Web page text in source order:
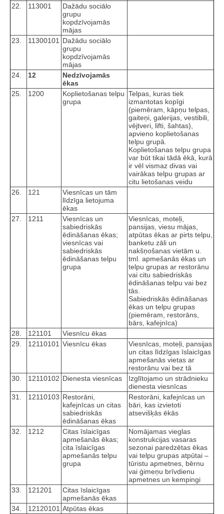
22.
113001
Dažādu sociālo
grupu
kopdzīvojamās
mājas
23.
11300101
Dažādu sociālo
grupu
kopdzīvojamās
mājas
24.
12
Nedzīvojamās
ēkas
25.
1200
Koplietošanas telpu
grupa
Telpas, kuras tiek
izmantotas kopīgi
(piemēram, kāpņu telpas,
gaiteņi, galerijas, vestibili,
vējtveri, lifti, šahtas),
apvieno koplietošanas
telpu grupā.
Koplietošanas telpu grupa
var būt tikai tādā ēkā, kurā
ir vēl vismaz divas vai
vairākas telpu grupas ar
citu lietošanas veidu
26.
121
Viesnīcas un tām
līdzīga lietojuma
ēkas
27.
1211
Viesnīcas un
sabiedriskās
ēdināšanas ēkas;
viesnīcas vai
sabiedriskās
ēdināšanas telpu
grupa
Viesnīcas, moteļi,
pansijas, viesu mājas,
atpūtas ēkas ar pirts telpu,
banketu zāli un
nakšņošanas vietām u.
tml. apmešanās ēkas un
telpu grupas ar restorānu
vai citu sabiedriskās
ēdināšanas telpu vai bez
tās.
Sabiedriskās ēdināšanas
ēkas un telpu grupas
(piemēram, restorāns,
bārs, kafejnīca)
28.
121101
Viesnīcu ēkas
29.
12110101 Viesnīcu ēkas
Viesnīcas, moteļi, pansijas
un citas līdzīgas īslaicīgas
apmešanās vietas ar
restorānu vai bez tā
30.
12110102 Dienesta viesnīcas
Izglītojamo un strādnieku
dienesta viesnīcas
31.
12110103 Restorāni,
kafejnīcas un citas
sabiedriskās
ēdināšanas ēkas
Restorāni, kafejnīcas un
bāri, kas izvietoti
atsevišķās ēkās
32. 1212
Citas īslaicīgas
apmešanās ēkas;
cita īslaicīgas
apmešanās telpu
grupa
Nomājamas vieglas
konstrukcijas vasaras
sezonai paredzētas ēkas
vai telpu grupas atpūtai –
tūristu apmetnes, bērnu
vai ģimeņu brīvdienu
apmetnes un kempingi
33.
121201
Citas īslaicīgas
apmešanās ēkas
34.
12120101 Atpūtas ēkas